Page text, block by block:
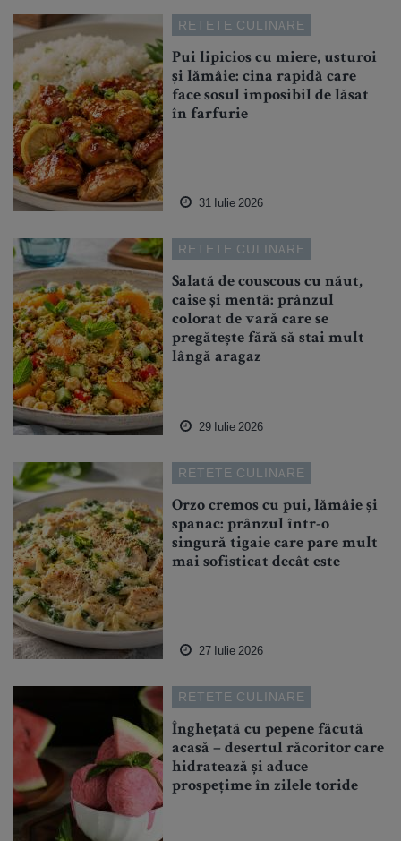
RETETE CULINARE
Pui lipicios cu miere, usturoi
și lămâie: cina rapidă care
face sosul imposibil de lăsat
în farfurie
31 Iulie 2026
RETETE CULINARE
Salată de couscous cu năut,
caise și mentă: prânzul
colorat de vară care se
pregătește fără să stai mult
lângă aragaz
29 Iulie 2026
RETETE CULINARE
Orzo cremos cu pui, lămâie și
spanac: prânzul într-o
singură tigaie care pare mult
mai sofisticat decât este
27 Iulie 2026
RETETE CULINARE
Înghețată cu pepene făcută
acasă – desertul răcoritor care
hidratează și aduce
prospețime în zilele toride